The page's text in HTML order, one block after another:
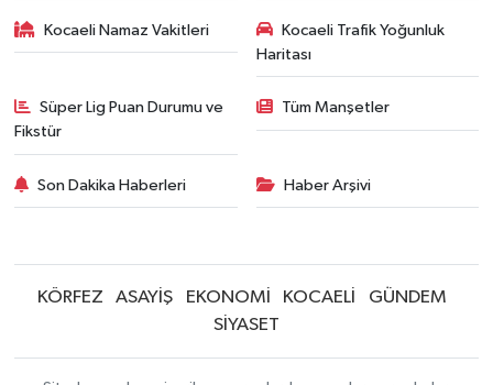
Kocaeli Namaz Vakitleri
Kocaeli Trafik Yoğunluk
Haritası
Süper Lig Puan Durumu ve
Fikstür
Tüm Manşetler
Son Dakika Haberleri Haber Arşivi
KÖRFEZ ASAYİŞ EKONOMİ KOCAELİ
GÜNDEM
SİYASET